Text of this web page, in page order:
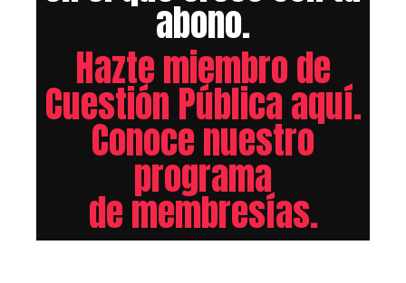
abono.
Hazte miembro de
Cuestión Pública aquí.
Conoce nuestro
programa
de membresías.